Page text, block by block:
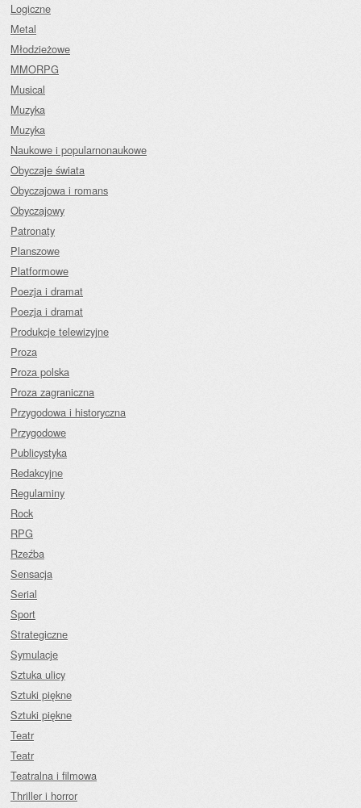
Logiczne
Metal
Młodzieżowe
MMORPG
Musical
Muzyka
Muzyka
Naukowe i popularnonaukowe
Obyczaje świata
Obyczajowa i romans
Obyczajowy
Patronaty
Planszowe
Platformowe
Poezja i dramat
Poezja i dramat
Produkcje telewizyjne
Proza
Proza polska
Proza zagraniczna
Przygodowa i historyczna
Przygodowe
Publicystyka
Redakcyjne
Regulaminy
Rock
RPG
Rzeźba
Sensacja
Serial
Sport
Strategiczne
Symulacje
Sztuka ulicy
Sztuki piękne
Sztuki piękne
Teatr
Teatr
Teatralna i filmowa
Thriller i horror